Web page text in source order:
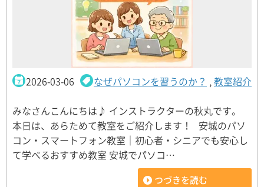
2026-03-06 なぜパソコンを習うのか？ ,教室紹介
みなさんこんにちは♪ インストラクターの秋丸です。
本日は、あらためて教室をご紹介します！ 安城のパソ
コン・スマートフォン教室｜初心者・シニアでも安心し
て学べるおすすめ教室 安城でパソコ…
つづきを読む